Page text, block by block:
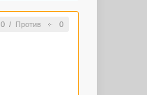
0/ Против 0